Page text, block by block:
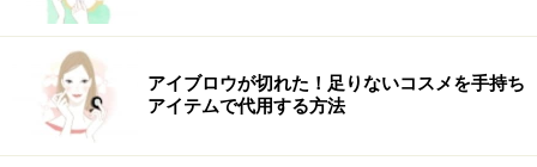
顔ヨガ関連記事
【特集】顔ヨガでマイナス10歳顔を目指す
顔ヨガでマイナス10歳は叶う!?基本の顔筋チェック
アイブロウが切れた！足りないコスメを手持ち
アイテムで代用する方法